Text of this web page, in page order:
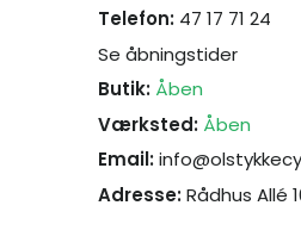
Telefon: 47 17 71 24
Se åbningstider
Butik: Åben
Værksted: Åben
Email:
Adresse:Rådhus Allé